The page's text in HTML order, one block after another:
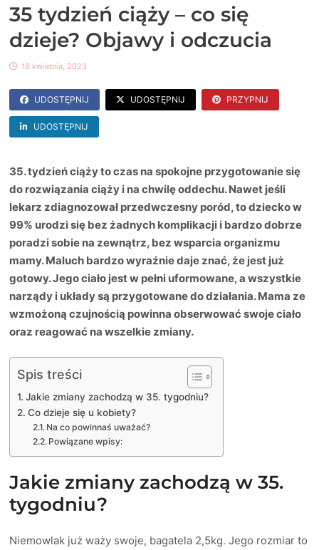
35 tydzień ciąży – co się
dzieje? Objawy i odczucia
18 kwietnia, 2023
UDOSTĘPNIJ UDOSTĘPNIJ PRZYPNIJ
UDOSTĘPNIJ
35. tydzień ciąży to czas na spokojne przygotowanie się
do rozwiązania ciąży i na chwilę oddechu. Nawet jeśli
lekarz zdiagnozował przedwczesny poród, to dziecko w
99% urodzi się bez żadnych komplikacji i bardzo dobrze
poradzi sobie na zewnątrz, bez wsparcia organizmu
mamy. Maluch bardzo wyraźnie daje znać, że jest już
gotowy. Jego ciało jest w pełni uformowane, a wszystkie
narządy i układy są przygotowane do działania. Mama ze
wzmożoną czujnością powinna obserwować swoje ciało
oraz reagować na wszelkie zmiany.
Spis treści
Jakie zmiany zachodzą w 35. tygodniu?
Co dzieje się u kobiety?
Na co powinnaś uważać?
Powiązane wpisy:
Jakie zmiany zachodzą w 35.
tygodniu?
Niemowlak już waży swoje, bagatela 2,5kg. Jego rozmiar to